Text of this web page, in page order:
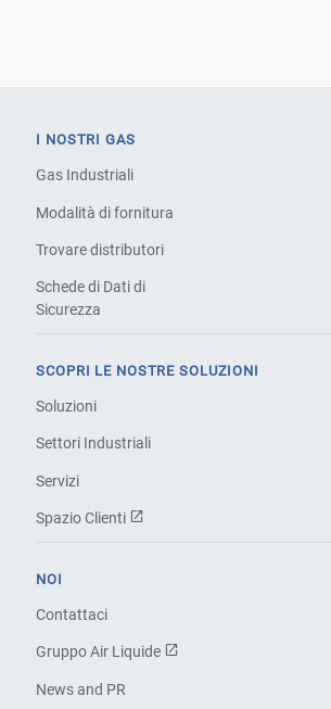
I NOSTRI GAS
Gas Industriali
Modalità di fornitura
Trovare distributori
Schede di Dati di
Sicurezza
SCOPRI LE NOSTRE SOLUZIONI
Soluzioni
Settori Industriali
Servizi
Spazio Clienti
NOI
Contattaci
Gruppo Air Liquide
News and PR